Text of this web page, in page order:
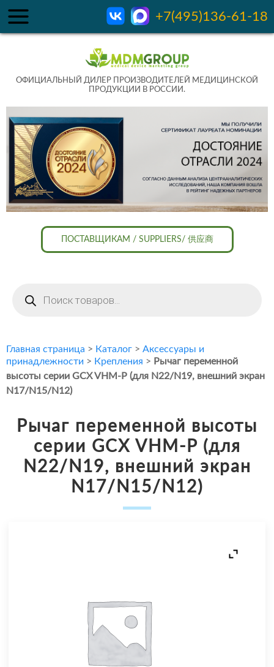
+7(495)136-61-18
ОФИЦИАЛЬНЫЙ ДИЛЕР ПРОИЗВОДИТЕЛЕЙ МЕДИЦИНСКОЙ
ПРОДУКЦИИ В РОССИИ.
ПОСТАВЩИКАМ / SUPPLIERS/ 供应商
товаров
Главная страница > Каталог > Аксессуары и
принадлежности > Крепления > Рычаг переменной
высоты серии GCX VHM-P (для N22/N19, внешний экран
N17/N15/N12)
Рычаг переменной высоты
серии GCX VHM-P (для
N22/N19, внешний экран
N17/N15/N12)